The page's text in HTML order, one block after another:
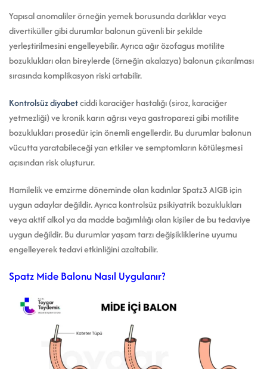
Yapısal anomaliler örneğin yemek borusunda darlıklar veya
divertiküller gibi durumlar balonun güvenli bir şekilde
yerleştirilmesini engelleyebilir. Ayrıca ağır özofagus motilite
bozuklukları olan bireylerde (örneğin akalazya) balonun çıkarılması
sırasında komplikasyon riski artabilir.
Kontrolsüz diyabetciddi karaciğer hastalığı (siroz, karaciğer
yetmezliği) ve kronik karın ağrısı veya gastroparezi gibi motilite
bozuklukları prosedür için önemli engellerdir. Bu durumlar balonun
vücutta yaratabileceği yan etkiler ve semptomların kötüleşmesi
açısından risk oluşturur.
Hamilelik ve emzirme döneminde olan kadınlar Spatz3 AIGB için
uygun adaylar değildir. Ayrıca kontrolsüz psikiyatrik bozuklukları
veya aktif alkol ya da madde bağımlılığı olan kişiler de bu tedaviye
uygun değildir. Bu durumlar yaşam tarzı değişikliklerine uyumu
engelleyerek tedavi etkinliğini azaltabilir.
Spatz Mide Balonu Nasıl Uygulanır?